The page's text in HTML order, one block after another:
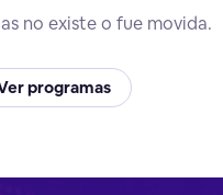
no existe o fue movida.
programas